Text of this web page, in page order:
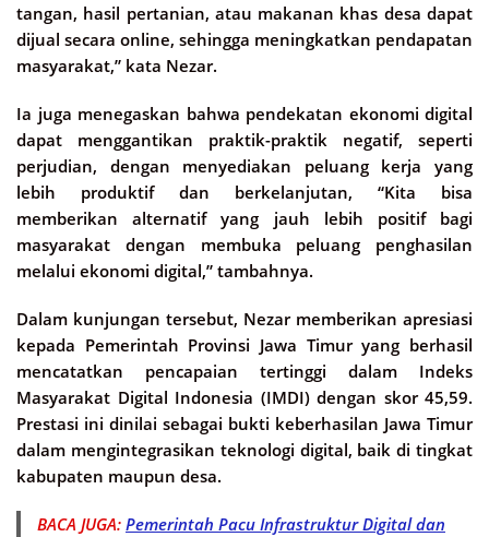
tangan, hasil pertanian, atau makanan khas desa dapat
dijual secara online, sehingga meningkatkan pendapatan
masyarakat,” kata Nezar.
Ia juga menegaskan bahwa pendekatan ekonomi digital
dapat menggantikan praktik-praktik negatif, seperti
perjudian, dengan menyediakan peluang kerja yang
lebih produktif dan berkelanjutan, “Kita bisa
memberikan alternatif yang jauh lebih positif bagi
masyarakat dengan membuka peluang penghasilan
melalui ekonomi digital,” tambahnya.
Dalam kunjungan tersebut, Nezar memberikan apresiasi
kepada Pemerintah Provinsi Jawa Timur yang berhasil
mencatatkan pencapaian tertinggi dalam Indeks
Masyarakat Digital Indonesia (IMDI) dengan skor 45,59.
Prestasi ini dinilai sebagai bukti keberhasilan Jawa Timur
dalam mengintegrasikan teknologi digital, baik di tingkat
kabupaten maupun desa.
BACA JUGA: Pemerintah Pacu Infrastruktur Digital dan